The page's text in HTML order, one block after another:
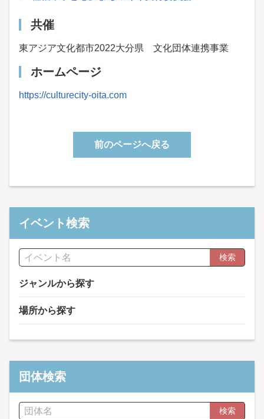
共催
東アジア文化都市2022大分県 文化団体連携事業
ホームページ
https://culturecity-oita.com
前のページへ戻る
イベント検索
検索
ジャンルから探す
場所から探す
団体検索
検索